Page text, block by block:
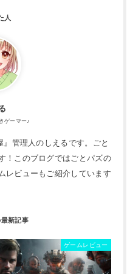
ゲーマー♪
管理人のしえるです。ごと
！このブログではごとパズの
レビューもご紹介しています
ゲームレビュー